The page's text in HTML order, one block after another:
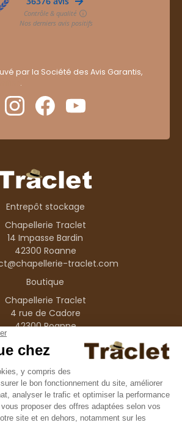
par la Société des Avis Garantis,
.
Entrepôt stockage
Chapellerie Traclet
14 Impasse Bardin
42300 Roanne
traclet.com
Boutique
Chapellerie Traclet
4 rue de Cadore
42300 Roanne